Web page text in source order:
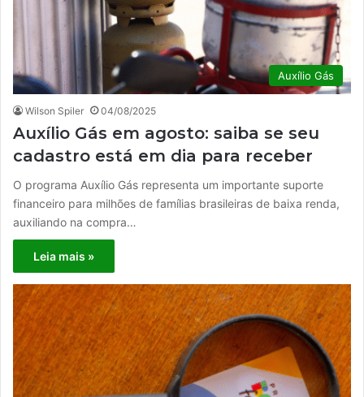
Auxílio Gás
Wilson Spiler 04/08/2025
Auxílio Gás em agosto: saiba se seu
cadastro está em dia para receber
O programa Auxílio Gás representa um importante suporte
financeiro para milhões de famílias brasileiras de baixa renda,
auxiliando na compra…
Leia mais »